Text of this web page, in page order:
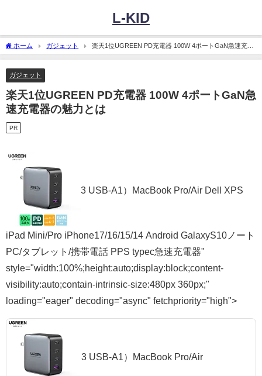
L-KID
ホーム ガジェット
楽天1位UGREEN PD充電器 100W 4ポートGaN急速充電
器の魅力とは
ガジェット
楽天1位UGREEN PD充電器 100W 4ポートGaN急
速充電器の魅力とは
PR
3 USB-A1）MacBook Pro/Air Dell XPS
iPad Mini/Pro iPhone17/16/15/14 Android GalaxyS10ノート
PC/タブレット/携帯電話 PPS typec急速充電器"
style="width:100%;height:auto;display:block;content-
visibility:auto;contain-intrinsic-size:480px 360px;"
loading="eager" decoding="async" fetchpriority="high">
3 USB-A1）MacBook Pro/Air